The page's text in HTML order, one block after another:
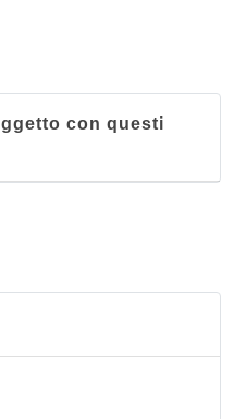
con questi